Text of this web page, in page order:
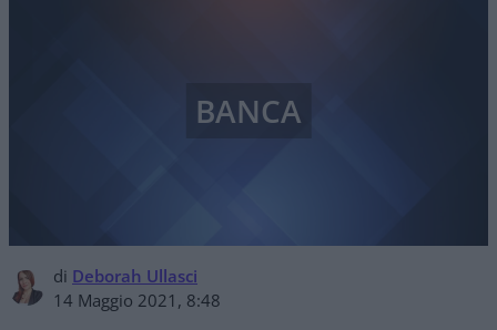
di Deborah Ullasci
14 Maggio 2021, 8:48
BANCA